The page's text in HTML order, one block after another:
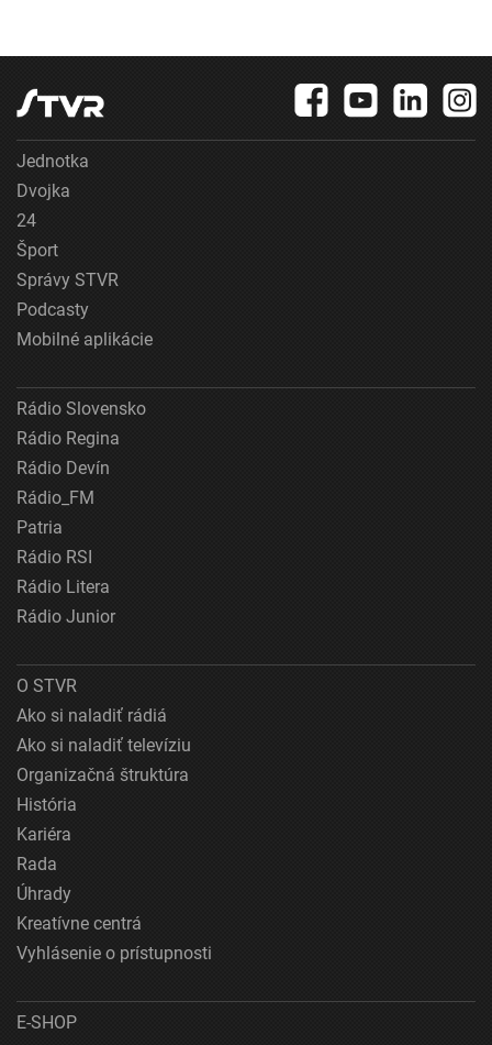
Jednotka
Dvojka
24
Šport
Správy STVR
Podcasty
Mobilné aplikácie
Rádio Slovensko
Rádio Regina
Rádio Devín
Rádio_FM
Patria
Rádio RSI
Rádio Litera
Rádio Junior
O STVR
Ako si naladiť rádiá
Ako si naladiť televíziu
Organizačná štruktúra
História
Kariéra
Rada
Úhrady
Kreatívne centrá
Vyhlásenie o prístupnosti
E-SHOP